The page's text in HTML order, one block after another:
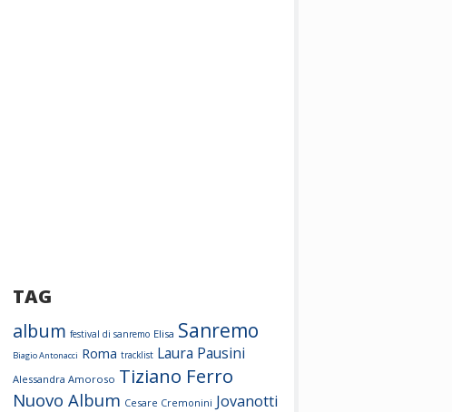
TAG
album festival di sanremo Elisa Sanremo
Biagio Antonacci Roma tracklist Laura Pausini
Alessandra Amoroso Tiziano Ferro
Nuovo Album Cesare Cremonini Jovanotti